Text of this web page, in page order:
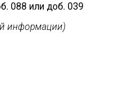
088 или доб. 039
информации)